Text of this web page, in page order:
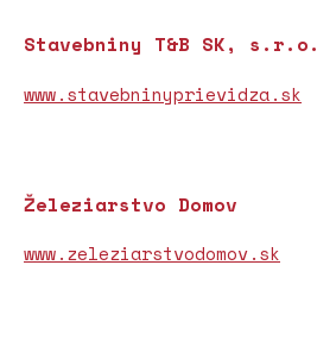
Stavebniny T&B SK, s.r.o.
www.stavebninyprievidza.sk
Železiarstvo Domov
www.zeleziarstvodomov.sk